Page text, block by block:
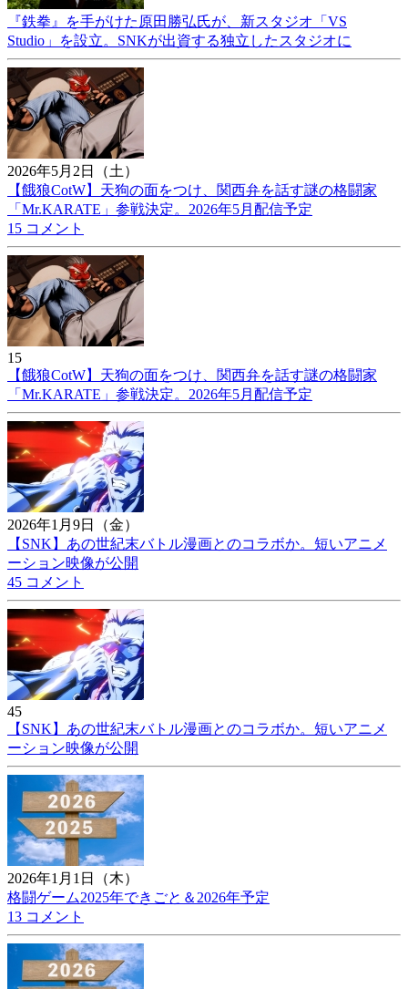
『鉄拳』を手がけた原田勝弘氏が、新スタジオ「VS
Studio」を設立。SNKが出資する独立したスタジオに
2026年5月2日（土）
【餓狼CotW】天狗の面をつけ、関西弁を話す謎の格闘家
「Mr.KARATE」参戦決定。2026年5月配信予定
15 コメント
15
【餓狼CotW】天狗の面をつけ、関西弁を話す謎の格闘家
「Mr.KARATE」参戦決定。2026年5月配信予定
2026年1月9日（金）
【SNK】あの世紀末バトル漫画とのコラボか。短いアニメ
ーション映像が公開
45 コメント
45
【SNK】あの世紀末バトル漫画とのコラボか。短いアニメ
ーション映像が公開
2026年1月1日（木）
格闘ゲーム2025年できごと＆2026年予定
13 コメント